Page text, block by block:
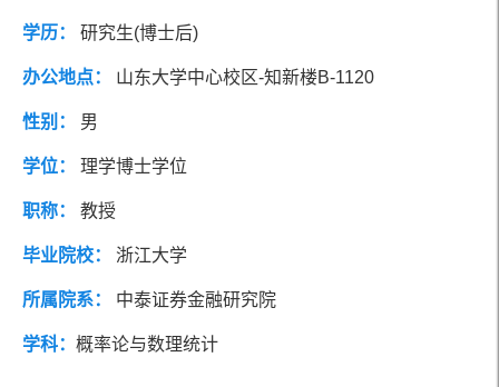
学历： 研究生(博士后)
办公地点： 山东大学中心校区-知新楼B-1120
性别： 男
学位： 理学博士学位
职称： 教授
毕业院校： 浙江大学
所属院系： 中泰证券金融研究院
学科： 概率论与数理统计